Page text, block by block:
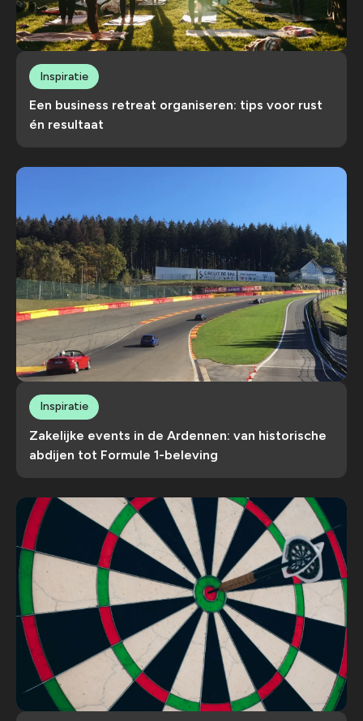
Een business retreat organiseren: tips voor rust
én resultaat
Inspiratie
Zakelijke events in de Ardennen: van historische
abdijen tot Formule 1-beleving
Inspiratie